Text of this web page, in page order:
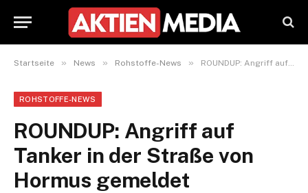
Startseite » News » Rohstoffe-News » ROUNDUP: Angriff auf Tanker in der Straße von Hormus gemeldet
ROHSTOFFE-NEWS
ROUNDUP: Angriff auf
Tanker in der Straße von
Hormus gemeldet